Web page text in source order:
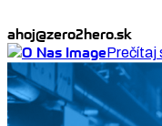
ahoj@zero2hero.sk
Prečítaj